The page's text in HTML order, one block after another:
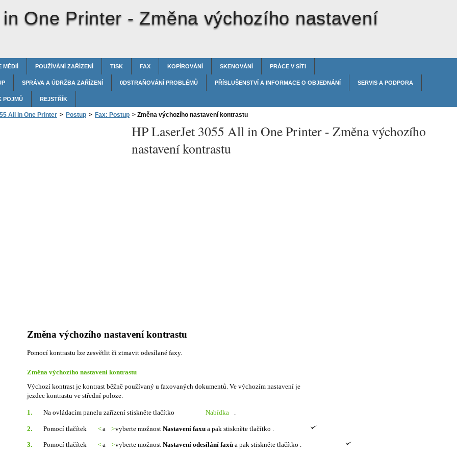
in One Printer -Změna výchozího nastavení
MÉDIÍ POUŽÍVÁNÍ ZAŘÍZENÍ TISK FAX KOPÍROVÁNÍ SKENOVÁNÍ PRÁCE V SÍTI
SPRÁVA A ÚDRŽBA ZAŘÍZENÍ 0DSTRAŇOVÁNÍ PROBLÉMŮ PŘÍSLUŠENSTVÍ A INFORMACE O OBJEDNÁNÍ SERVIS A PODPORA
POJMŮ REJSTŘÍK
All in One Printer > Postup > Fax: Postup > Změna výchozího nastavení kontrastu
HP LaserJet 3055 All in One Printer - Změna výchozího
nastavení kontrastu
Změna výchozího nastavení kontrastu
Pomocí kontrastu lze zesvětlit či ztmavit odesílané faxy.
Změna výchozího nastavení kontrastu
Výchozí kontrast je kontrast běžně používaný u faxovaných dokumentů. Ve výchozím nastavení je
jezdec kontrastu ve střední poloze.
1. Na ovládacím panelu zařízení stiskněte tlačítko Nabídka .
2. Pomocí tlačítek <a >vyberte možnost Nastavení faxu a pak stiskněte tlačítko .
3. Pomocí tlačítek <a >vyberte možnost Nastavení odesílání faxů a pak stiskněte tlačítko .